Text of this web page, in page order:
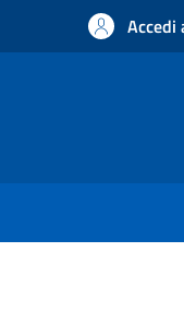
Accedi